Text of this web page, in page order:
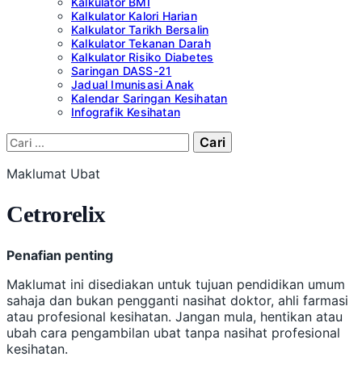
Kalkulator Kalori Harian
Kalkulator Tarikh Bersalin
Kalkulator Tekanan Darah
Kalkulator Risiko Diabetes
Saringan DASS-21
Jadual Imunisasi Anak
Kalendar Saringan Kesihatan
Infografik Kesihatan
Cari:
Maklumat Ubat
Cetrorelix
Penafian penting
Maklumat ini disediakan untuk tujuan pendidikan umum
sahaja dan bukan pengganti nasihat doktor, ahli farmasi
atau profesional kesihatan. Jangan mula, hentikan atau
ubah cara pengambilan ubat tanpa nasihat profesional
kesihatan.